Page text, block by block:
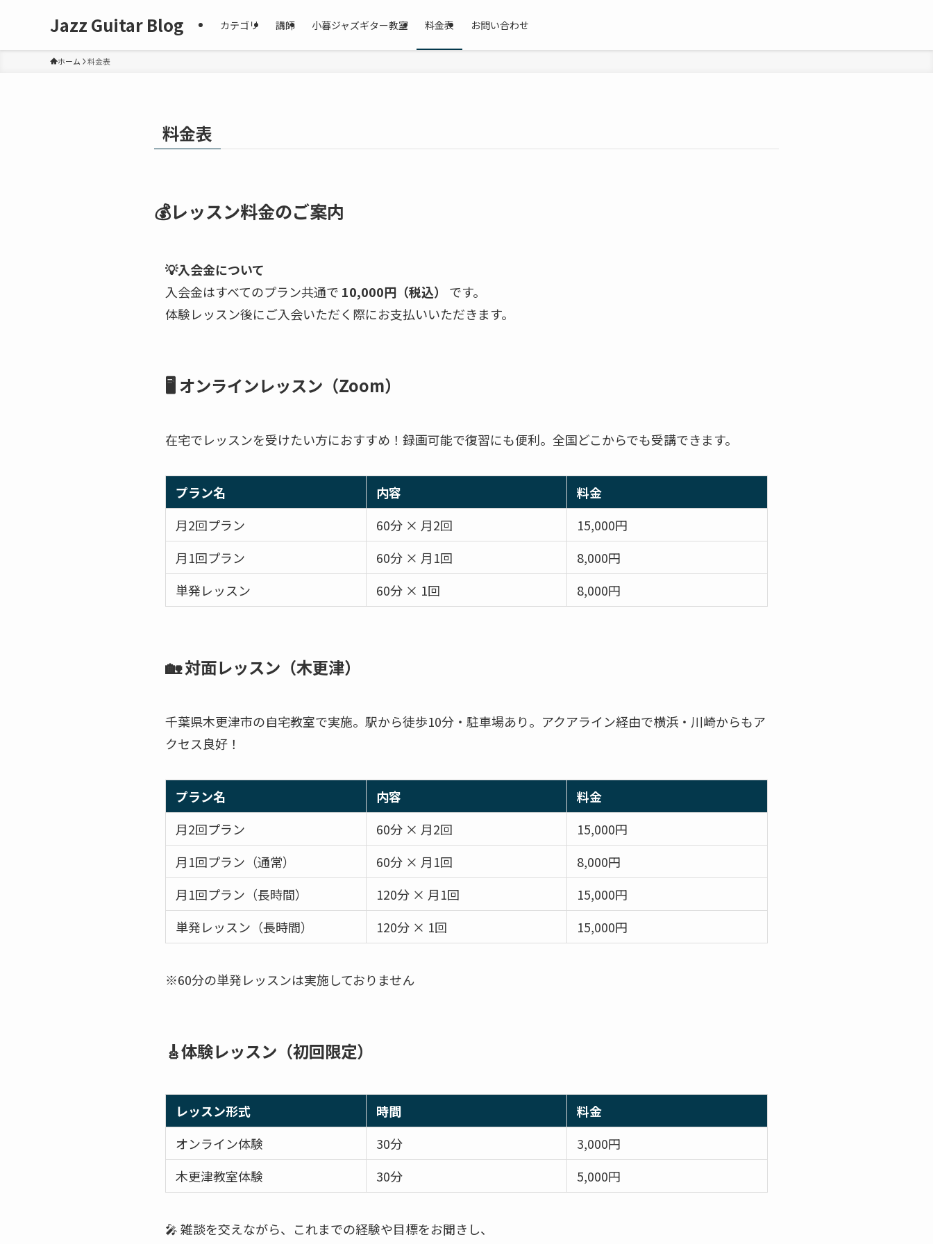
Jazz Guitar Blog カテゴリ 講師 小暮ジャズギター教室 料金表 お問い合わせ
ホーム 料金表
料金表
💰レッスン料金のご案内
💡入会金について
入会金はすべてのプラン共通で 10,000円（税込）
です。
体験レッスン後にご入会いただく際にお支払いいただきます。
🖥 オンラインレッスン（Zoom）
在宅でレッスンを受けたい方におすすめ！録画可能で復習にも便利。全国どこからでも受講できます。
プラン名 内容
料金
月2回プラン
60分 × 月2回
15,000円
月1回プラン
60分 × 月1回
8,000円
単発レッスン
60分 × 1回 8,000円
🏡 対面レッスン（木更津）
千葉県木更津市の自宅教室で実施。駅から徒歩10分・駐車場あり。アクアライン経由で横浜・川崎からもア
クセス良好！
プラン名 内容
料金
月2回プラン
60分 × 月2回
15,000円
月1回プラン（通常）
60分 × 月1回
8,000円
月1回プラン（長時間）
120分 × 月1回
15,000円
単発レッスン（長時間）
120分 × 1回 15,000円
※60分の単発レッスンは実施しておりません
🎸体験レッスン（初回限定）
レッスン形式 時間
料金
オンライン体験
30分
3,000円
木更津教室体験
30分 5,000円
🎤 雑談を交えながら、これまでの経験や目標をお聞きし、